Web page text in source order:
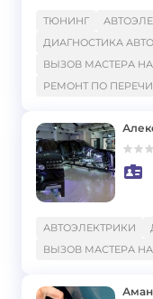
ТЮНИНГ
ДИАГНОСТИКА АВТО
ВЫЗОВ МАСТЕРА
РЕМОНТ ПО
АВТОЭЛЕКТРИКИ
ВЫЗОВ МАСТЕРА
Аман